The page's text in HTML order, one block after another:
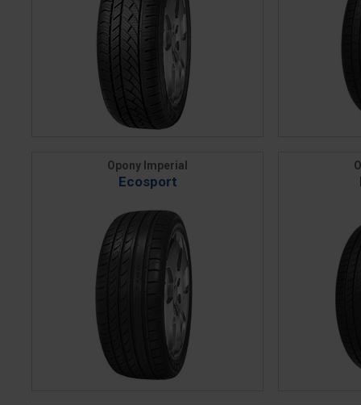
Opony Imperial
Ecosport